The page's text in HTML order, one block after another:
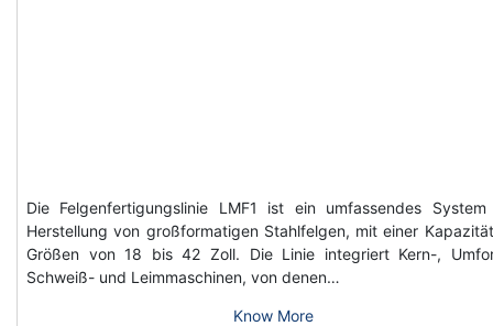
Die Felgenfertigungslinie LMF1 ist ein umfassendes
Herstellung von großformatigen Stahlfelgen, mit einer
Größen von 18 bis 42 Zoll. Die Linie integriert Kern-,
Schweiß- und Leimmaschinen, von denen…
Know More